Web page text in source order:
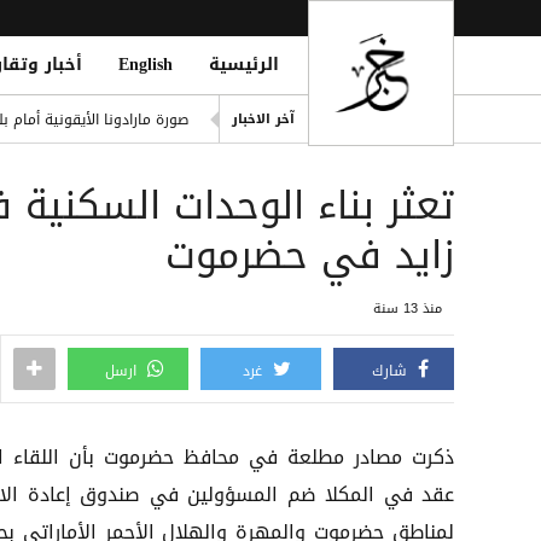
الرئيسية English أخبار
آخر الاخبار
صورة مارادونا الأيقونية
in Strait of Hormuz; Crew Safe
انفجاران قرب ناقلة في
خطة حوثية تحت يافطة الدمج
تعثر بناء الوحدات
زايد في حضرموت
منذ 13 سنة
شارك غرد ارسل
ذكرت مصادر مطلعة في محافظ حضرموت بأن اللقاء
عقد في المكلا ضم المسؤولين في صندوق إعادة
لمناطق حضرموت والمهرة والهلال الأحمر الأماراتي